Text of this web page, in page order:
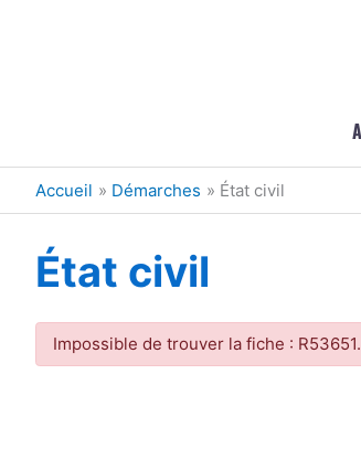
Accueil Démarches État civil
État civil
Impossible de trouver la fiche :